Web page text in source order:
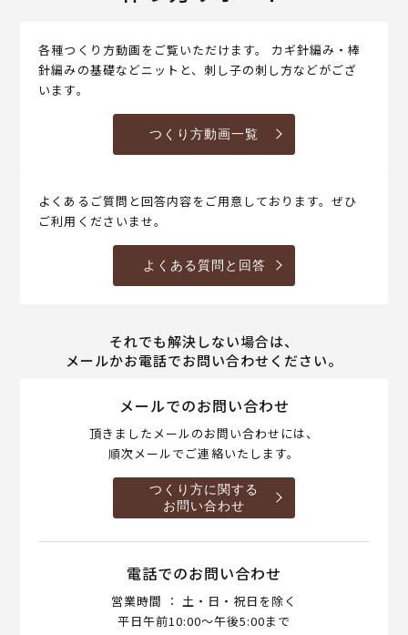
各種つくり方動画をご覧いただけます。 カギ針編み・棒
針編みの基礎などニットと、刺し子の刺し方などがござ
います。
つくり方動画一覧
よくあるご質問と回答内容をご用意しております。ぜひ
ご利用くださいませ。
よくある質問と回答
それでも解決しない場合は、
メールかお電話でお問い合わせください。
メールでのお問い合わせ
頂きましたメールのお問い合わせには、
順次メールでご連絡いたします。
つくり方に関する
お問い合わせ
電話でのお問い合わせ
営業時間 ： 土・日・祝日を除く
平日午前10:00～午後5:00まで